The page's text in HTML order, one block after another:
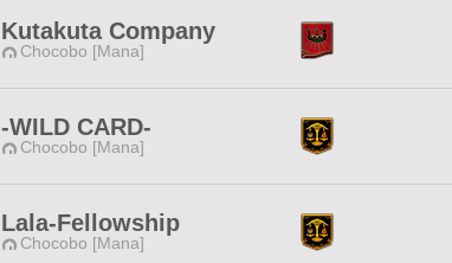
Kutakuta Company
Chocobo [Mana]
-WILD CARD-
Chocobo [Mana]
Lala-Fellowship
Chocobo [Mana]